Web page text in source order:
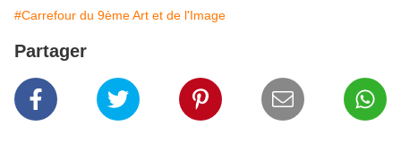
#Carrefour du 9ème Art et de l'Image
Partager